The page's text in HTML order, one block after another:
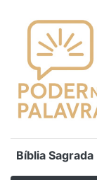
Bíblia Sagrada